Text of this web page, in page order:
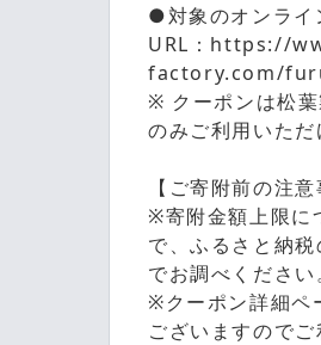
●対象のオンライ
URL： https://
factory.com/
※ クーポンは松
のみご利用いただ
【ご寄附前の注意
※寄附金額上限に
で、ふるさと納
でお調べください
※クーポン詳細ペ
ございますのでご